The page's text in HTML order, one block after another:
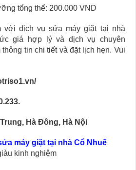
tổng thể: 200.000 VND
với dịch vụ sửa máy giặt tại nhà
giá hợp lý và dịch vụ chuyên
tin chi tiết và đặt lịch hẹn. Vui
Hà Đông, Hà Nội
máy giặt tại nhà Cổ Nhuế
kinh nghiệm